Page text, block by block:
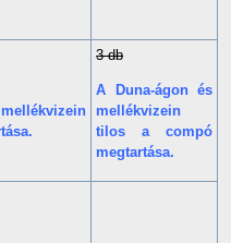
3 db
A Duna-ágon és
mellékvizein
tilos a compó
megtartása.